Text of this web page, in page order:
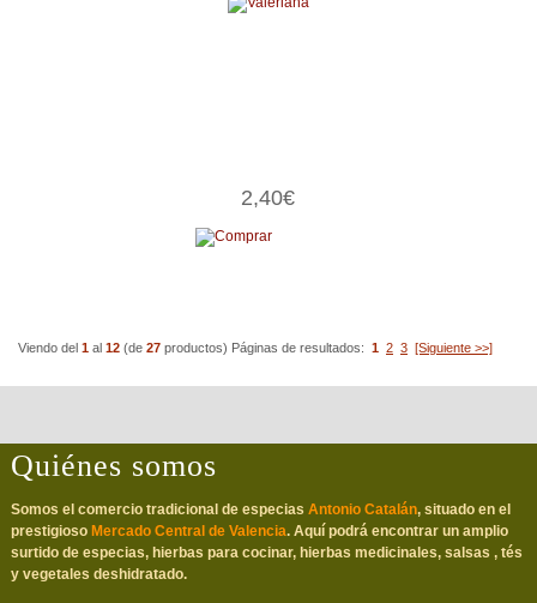
2,40€
Viendo del 1 al 12 (de 27 productos) Páginas de resultados: 1 2 3 [Siguiente >>]
Quiénes somos
Somos el comercio tradicional de especias Antonio Catalán, situado en el
prestigioso Mercado Central de Valencia. Aquí podrá encontrar un amplio
surtido de especias, hierbas para cocinar, hierbas medicinales, salsas , tés
y vegetales deshidratado.